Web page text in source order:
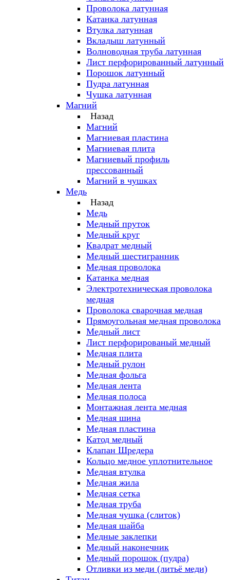
Проволока латунная
Катанка латунная
Втулка латунная
Вкладыш латунный
Волноводная труба латунная
Лист перфорированный латунный
Порошок латунный
Пудра латунная
Чушка латунная
Магний
Назад
Магний
Магниевая пластина
Магниевая плита
Магниевый профиль
прессованный
Магний в чушках
Медь
Назад
Медь
Медный пруток
Медный круг
Квадрат медный
Медный шестигранник
Медная проволока
Катанка медная
Электротехническая проволока
медная
Проволока сварочная медная
Прямоугольная медная проволока
Медный лист
Лист перфорированый медный
Медная плита
Медный рулон
Медная фольга
Медная лента
Медная полоса
Монтажная лента медная
Медная шина
Медная пластина
Катод медный
Клапан Шредера
Кольцо медное уплотнительное
Медная втулка
Медная жила
Медная сетка
Медная труба
Медная чушка (слиток)
Медная шайба
Медные заклепки
Медный наконечник
Медный порошок (пудра)
Отливки из меди (литьё меди)